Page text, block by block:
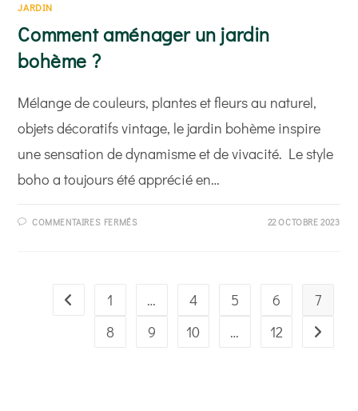
JARDIN
Comment aménager un jardin
bohème ?
Mélange de couleurs, plantes et fleurs au naturel,
objets décoratifs vintage, le jardin bohème inspire
une sensation de dynamisme et de vivacité. Le style
boho a toujours été apprécié en…
COMMENTAIRES FERMÉSSUR 22 OCTOBRE 2023
Go to the previous page
1 … 4 5 6
7
8
9 10 … 12 Aller à